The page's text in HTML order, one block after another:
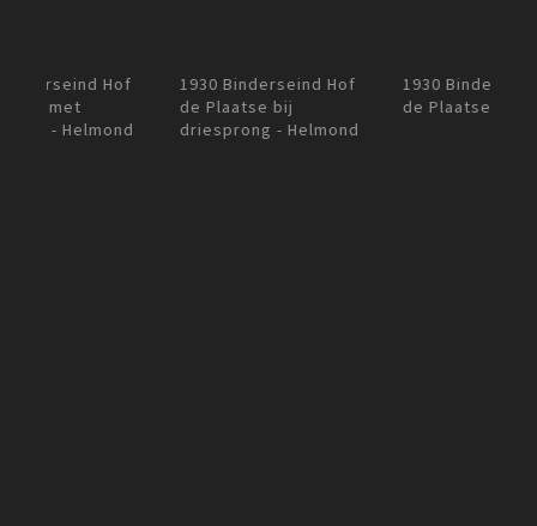
1930 Binderseind Hof
de Plaatse bij
driesprong - Helmond
1930 Binderseind Hof
de Plaatse - Helmond